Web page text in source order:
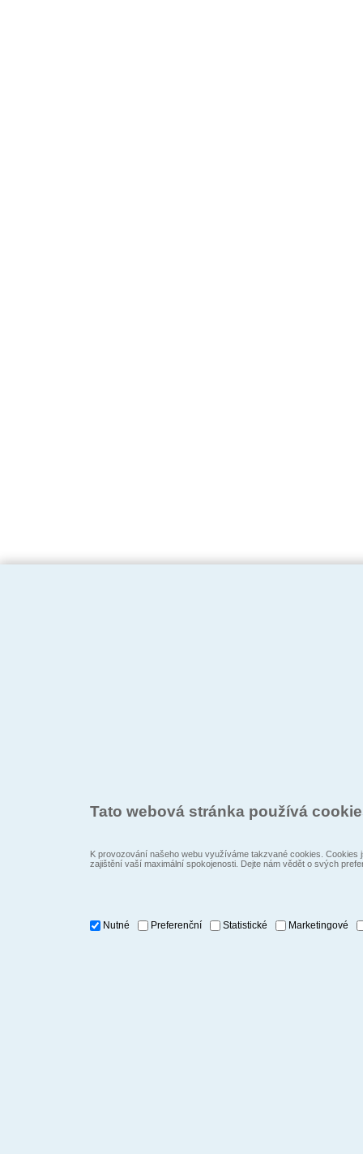
Tato webová stránka používá
K provozování našeho webu využíváme takzvané cookies.
zajištění vaší maximální spokojenosti. Dejte nám vědět o svých
Nutné Preferenční Statistické Marketingové